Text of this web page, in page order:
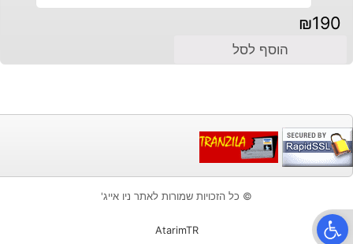
₪190
הוסף לסל
© כל הזכויות שמורות לאתר ניו אייג'
AtarimTR
פתח סרגל נגישות